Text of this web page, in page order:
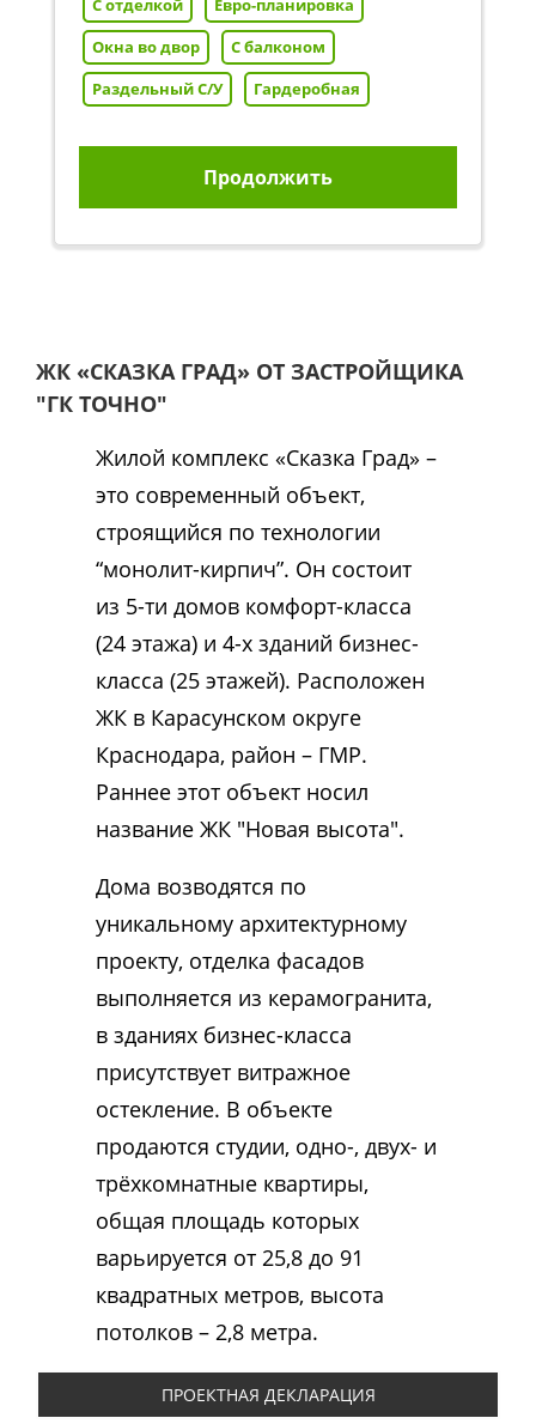
С отделкой
Евро-планировка
Окна во двор
С балконом
Раздельный С/У
Гардеробная
Продолжить
ЖК «СКАЗКА ГРАД» ОТ ЗАСТРОЙЩИКА
"ГК ТОЧНО"
Жилой комплекс «Сказка Град» –
это современный объект,
строящийся по технологии
“монолит-кирпич”. Он состоит
из 5-ти домов комфорт-класса
(24 этажа) и 4-х зданий бизнес-
класса (25 этажей). Расположен
ЖК в Карасунском округе
Краснодара, район – ГМР.
Раннее этот объект носил
название ЖК "Новая высота".
Дома возводятся по
уникальному архитектурному
проекту, отделка фасадов
выполняется из керамогранита,
в зданиях бизнес-класса
присутствует витражное
остекление. В объекте
продаются студии, одно-, двух- и
трёхкомнатные квартиры,
общая площадь которых
варьируется от 25,8 до 91
квадратных метров, высота
потолков – 2,8 метра.
ПРОЕКТНАЯ ДЕКЛАРАЦИЯ